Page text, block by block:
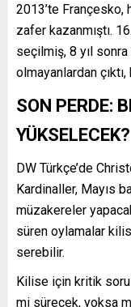
2013’te
zafer kazanmıştı.
seçilmiş, 8 yıl
olmayanlardan
SON PERDE:
YÜKSELECEK?
DW Türkçe’de
Kardinaller, Mayıs
müzakereler
süren oylamalar
serebilir.
Kilise için kritik
mi sürecek, yoksa